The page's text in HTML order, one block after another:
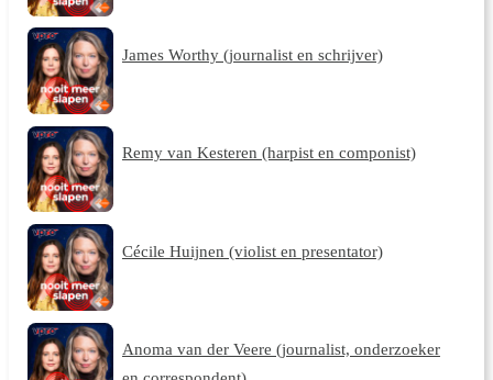
James Worthy (journalist en schrijver)
Remy van Kesteren (harpist en componist)
Cécile Huijnen (violist en presentator)
Anoma van der Veere (journalist, onderzoeker